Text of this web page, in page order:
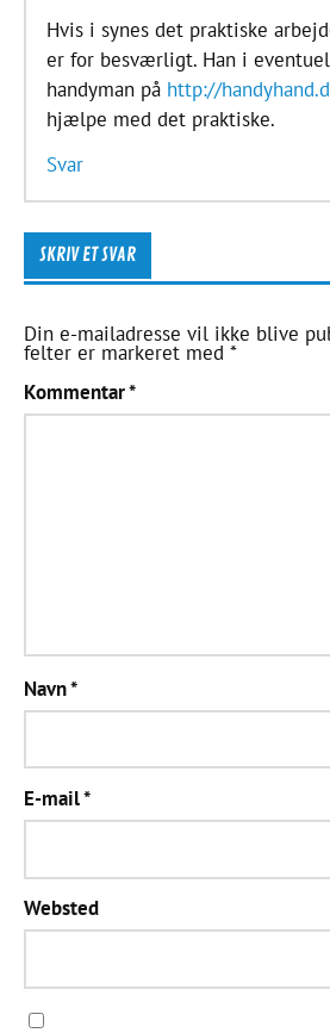
Hvis i synes det praktiske
er for besværligt. Han i
handyman på http://
hjælpe med det praktiske.
Svar
SKRIV ET SVAR
Din e-mailadresse vil ikke blive
felter er markeret med*
Kommentar*
Navn*
E-mail*
Websted